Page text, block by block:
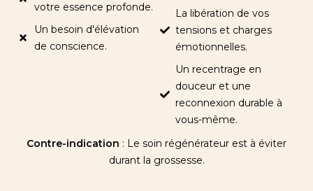
votre essence profonde.
Un besoin d'élévation
de conscience.
La libération de vos
tensions et charges
émotionnelles.
Un recentrage en
douceur et une
reconnexion durable à
vous-même.
Contre-indication : Le soin régénérateur est à éviter
durant la grossesse.